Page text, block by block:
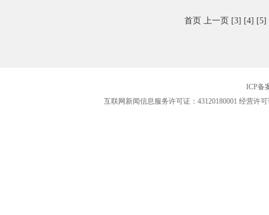
首页 上一页 [3] [4] [5]
ICP备
互联网新闻信息服务许可证：43120180001 经营许可